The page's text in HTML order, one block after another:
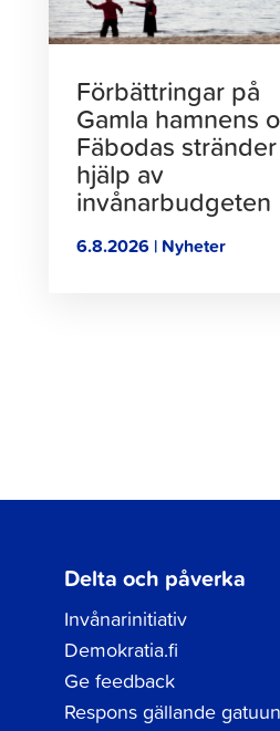
Förbättringar på
Gamla hamnens
Fäbodas
hjälp av
invånarbudgeten
6.8.2026 | Nyheter
Delta och påverka
Invånarinitiativ
Demokratia.fi
Ge feedback
Respons gällande